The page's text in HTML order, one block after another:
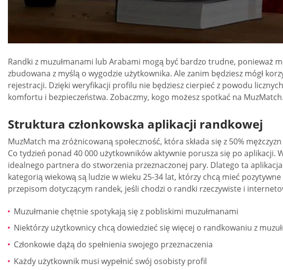
Randki z muzułmanami lub Arabami mogą być bardzo trudne, ponieważ
zbudowana z myślą o wygodzie użytkownika. Ale zanim będziesz mógł
rejestracji. Dzięki weryfikacji profilu nie będziesz cierpieć z powodu
komfortu i bezpieczeństwa. Zobaczmy, kogo możesz spotkać na MuzMatch.
Struktura członkowska aplikacji randkowej
MuzMatch ma zróżnicowaną społeczność, która składa się z 50%
Co tydzień ponad 40 000 użytkowników aktywnie porusza się po
idealnego partnera do stworzenia przeznaczonej pary. Dlatego ta
kategorią wiekową są ludzie w wieku 25-34 lat, którzy chcą mieć
przepisom dotyczącym randek, jeśli chodzi o randki rzeczywiste i
Muzułmanie chętnie spotykają się z pobliskimi muzułmanami
Niektórzy użytkownicy chcą dowiedzieć się więcej o randkowaniu z
Członkowie dążą do spełnienia swojego przeznaczenia
Każdy użytkownik musi wypełnić swój osobisty profil